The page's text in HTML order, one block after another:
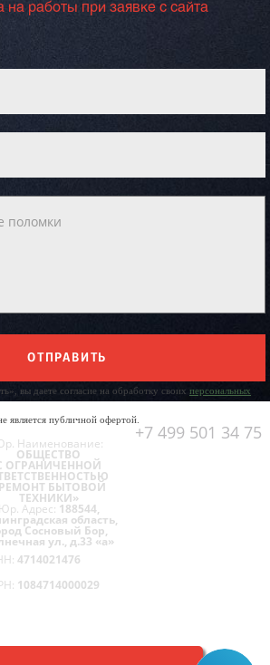
на работы при заявке с сайта
ОТПРАВИТЬ
вы даете согласие на обработку своих персональных
является публичной офертой.
+7 499 501 34 75
Наименование:
ОБЩЕСТВО
ОГРАНИЧЕННОЙ
БЫТОВОЙ
ТЕХНИКИ»
Юр. Адрес: 188544,
область,
Сосновый Бор,
ул., д.33 «а»
4714021476
1084714000029